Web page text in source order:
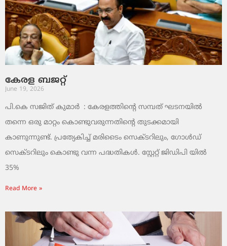
കേരള ബജറ്റ്
June 19, 2026
പി.കെ സജിത് കുമാര്‍ : കേരളത്തിന്റെ സമ്പത് ഘടനയിൽ
തന്നെ ഒരു മാറ്റം കൊണ്ടുവരുന്നതിന്റെ തുടക്കമായി
കാണുന്നുണ്ട്. പ്രത്യേകിച്ച് മരിടൈം സെക്ടറിലും, ഗോൾഡ്
സെക്ടറിലും കൊണ്ടു വന്ന പദ്ധതികൾ. സ്റ്റേറ്റ് ജിഡിപി യിൽ
35%
Read More »